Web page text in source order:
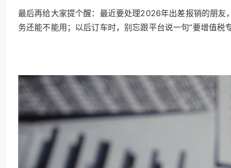
最后再给大家提个醒：最近要处理2026年出差报销的朋
务还能不能用；以后订车时，别忘跟平台说一句“要增值